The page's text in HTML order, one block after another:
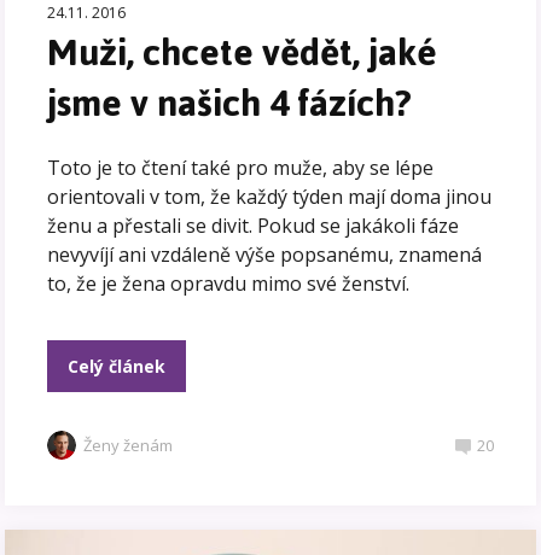
24.11. 2016
Muži, chcete vědět, jaké
jsme v našich 4 fázích?
Toto je to čtení také pro muže, aby se lépe
orientovali v tom, že každý týden mají doma jinou
ženu a přestali se divit. Pokud se jakákoli fáze
nevyvíjí ani vzdáleně výše popsanému, znamená
to, že je žena opravdu mimo své ženství.
Celý článek
Ženy ženám 20